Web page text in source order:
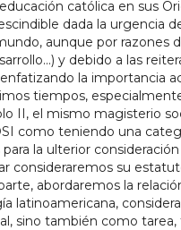
católica en sus
dada la urgencia
aunque por razones
y debido a las
la importancia
tiempos,
II, el mismo magisterio
como teniendo una
la ulterior
consideraremos su
abordaremos la
latinoamericana,
sino también como tarea,